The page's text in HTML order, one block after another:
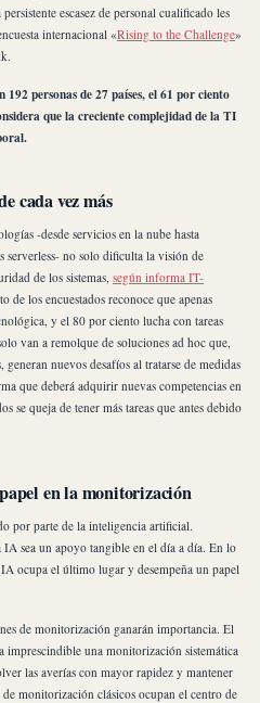
escasez de personal cualificado les
internacional «Rising to the Challenge»
personas de 27 países, el 61 por ciento
que la creciente complejidad de la TI
cada vez más
-desde servicios en la nube hasta
serverless- no solo dificulta la visión de
de los sistemas, según informa IT-
de los encuestados reconoce que apenas
y el 80 por ciento lucha con tareas
van a remolque de soluciones ad hoc que,
nuevos desafíos al tratarse de medidas
que deberá adquirir nuevas competencias en
se queja de tener más tareas que antes debido
en la monitorización
por parte de la inteligencia artificial.
sea un apoyo tangible en el día a día. En lo
ocupa el último lugar y desempeña un papel
de monitorización ganarán importancia. El
imprescindible una monitorización sistemática
las averías con mayor rapidez y mantener
monitorización clásicos ocupan el centro de